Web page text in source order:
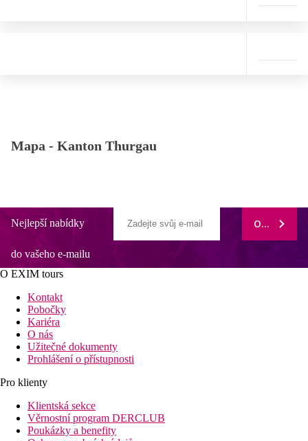
Mapa - Kanton Thurgau
Nejlepší nabídky
do vašeho e-mailu
ODEBÍRAT
O EXIM tours
Kontakt
Pobočky
Kariéra
O nás
Užitečné dokumenty
Prohlášení o přístupnosti
Pro klienty
Klientská sekce
Věrnostní program DERCLUB
Poukázky a benefity